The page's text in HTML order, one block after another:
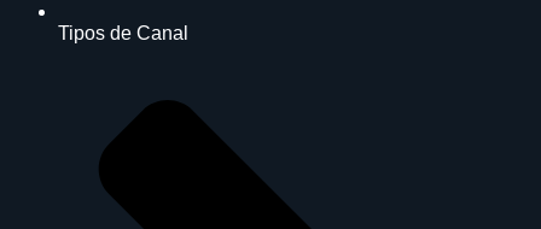
Tipos de Canal